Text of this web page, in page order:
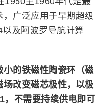
广泛应用于早期 超级
及阿波罗导航计算
小的铁磁性陶瓷环（磁
改变磁芯极性，以极
，不需要持续供电即可